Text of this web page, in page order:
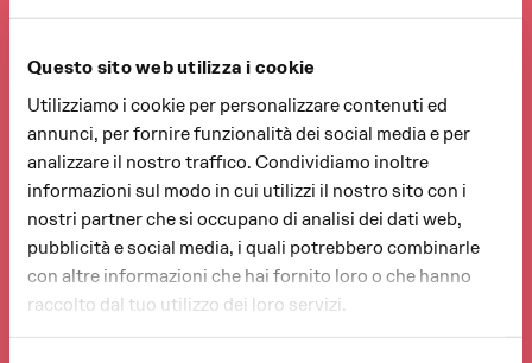
Questo sito web utilizza i cookie
Utilizziamo i cookie per personalizzare contenuti ed
annunci, per fornire funzionalità dei social media e per
analizzare il nostro traffico. Condividiamo inoltre
informazioni sul modo in cui utilizzi il nostro sito con i
nostri partner che si occupano di analisi dei dati web,
pubblicità e social media, i quali potrebbero combinarle
con altre informazioni che hai fornito loro o che hanno
raccolto dal tuo utilizzo dei loro servizi.